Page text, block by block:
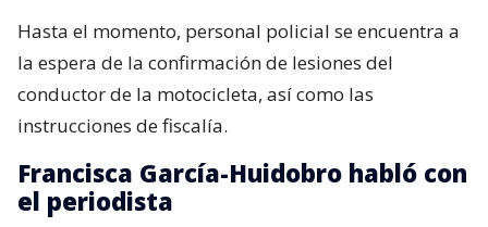
Hasta el momento, personal policial se encuentra a
la espera de la confirmación de lesiones del
conductor de la motocicleta, así como las
instrucciones de fiscalía.
Francisca García-Huidobro habló con
el periodista